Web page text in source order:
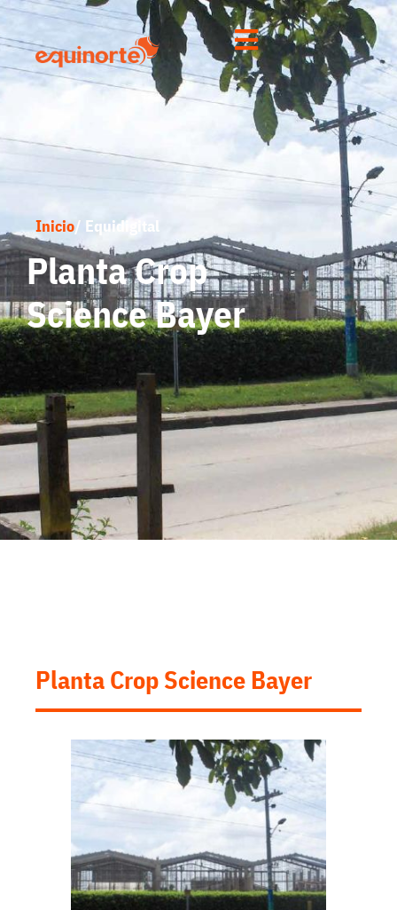
Inicio/ Equidigital
Planta Crop
Science Bayer
Planta Crop Science Bayer